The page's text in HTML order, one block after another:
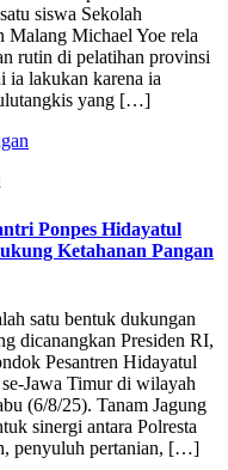
siswa Sekolah
Malang Michael Yoe rela
rutin di pelatihan provinsi
ia lakukan karena ia
yang […]
Ponpes Hidayatul
Ketahanan Pangan
satu bentuk dukungan
dicanangkan Presiden RI,
Pesantren Hidayatul
Jawa Timur di wilayah
(6/8/25). Tanam Jagung
sinergi antara Polresta
penyuluh pertanian, […]